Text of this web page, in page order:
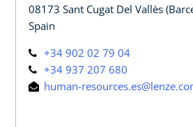
08173 Sant Cugat Del Vallès
Spain
+34 902 02 79 04
+34 937 207 680
human-